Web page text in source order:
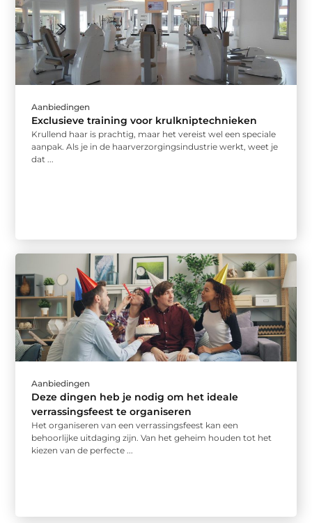
Aanbiedingen
Exclusieve training voor krulkniptechnieken
Krullend haar is prachtig, maar het vereist wel een speciale
aanpak. Als je in de haarverzorgingsindustrie werkt, weet je
dat ...
Aanbiedingen
Deze dingen heb je nodig om het ideale
verrassingsfeest te organiseren
Het organiseren van een verrassingsfeest kan een
behoorlijke uitdaging zijn. Van het geheim houden tot het
kiezen van de perfecte ...